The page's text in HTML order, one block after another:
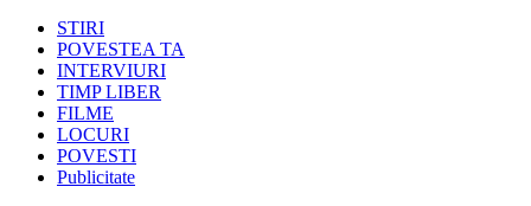
STIRI
POVESTEA TA
INTERVIURI
TIMP LIBER
FILME
LOCURI
POVESTI
Publicitate